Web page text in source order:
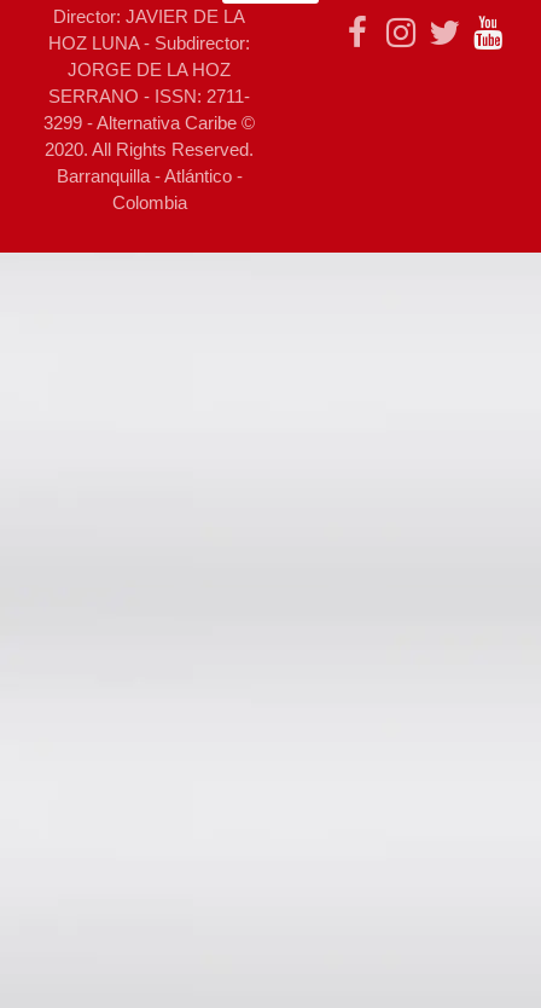
Director: JAVIER DE LA
HOZ LUNA - Subdirector:
JORGE DE LA HOZ
SERRANO - ISSN: 2711-
3299 - Alternativa Caribe ©
2020. All Rights Reserved.
Barranquilla - Atlántico -
Colombia